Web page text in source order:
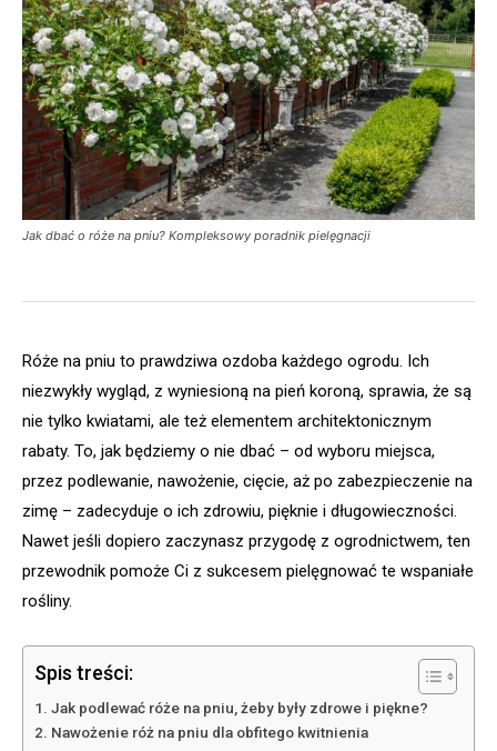
Jak dbać o róże na pniu? Kompleksowy poradnik pielęgnacji
Róże na pniu to prawdziwa ozdoba każdego ogrodu. Ich
niezwykły wygląd, z wyniesioną na pień koroną, sprawia, że są
nie tylko kwiatami, ale też elementem architektonicznym
rabaty. To, jak będziemy o nie dbać – od wyboru miejsca,
przez podlewanie, nawożenie, cięcie, aż po zabezpieczenie na
zimę – zadecyduje o ich zdrowiu, pięknie i długowieczności.
Nawet jeśli dopiero zaczynasz przygodę z ogrodnictwem, ten
przewodnik pomoże Ci z sukcesem pielęgnować te wspaniałe
rośliny.
Spis treści:
Jak podlewać róże na pniu, żeby były zdrowe i piękne?
Nawożenie róż na pniu dla obfitego kwitnienia